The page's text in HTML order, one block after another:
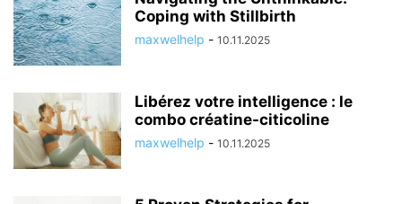
Coping with Stillbirth
maxwelhelp - 10.11.2025
Libérez votre intelligence : le
combo créatine-citicoline
maxwelhelp - 10.11.2025